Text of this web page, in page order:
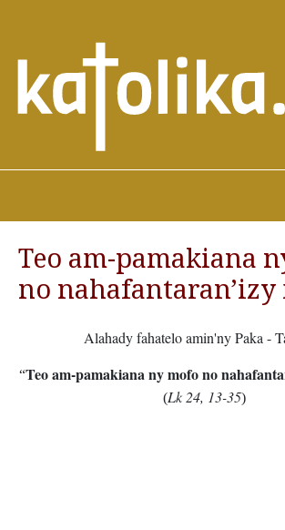
Teo am-pamakiana
no nahafantaran’izy
Alahady fahatelo amin'ny Paka -
“Teo am-pamakiana ny mofo no
(Lk 24, 13-35)